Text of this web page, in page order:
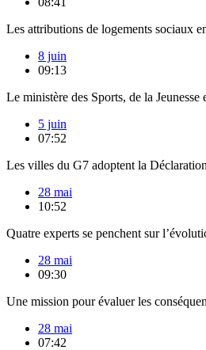
Les attributions de logements sociaux
8 juin
09:13
Le ministère des Sports, de la Jeunesse
5 juin
07:52
Les villes du G7 adoptent la
28 mai
10:52
Quatre experts se penchent sur
28 mai
09:30
Une mission pour évaluer les
28 mai
07:42